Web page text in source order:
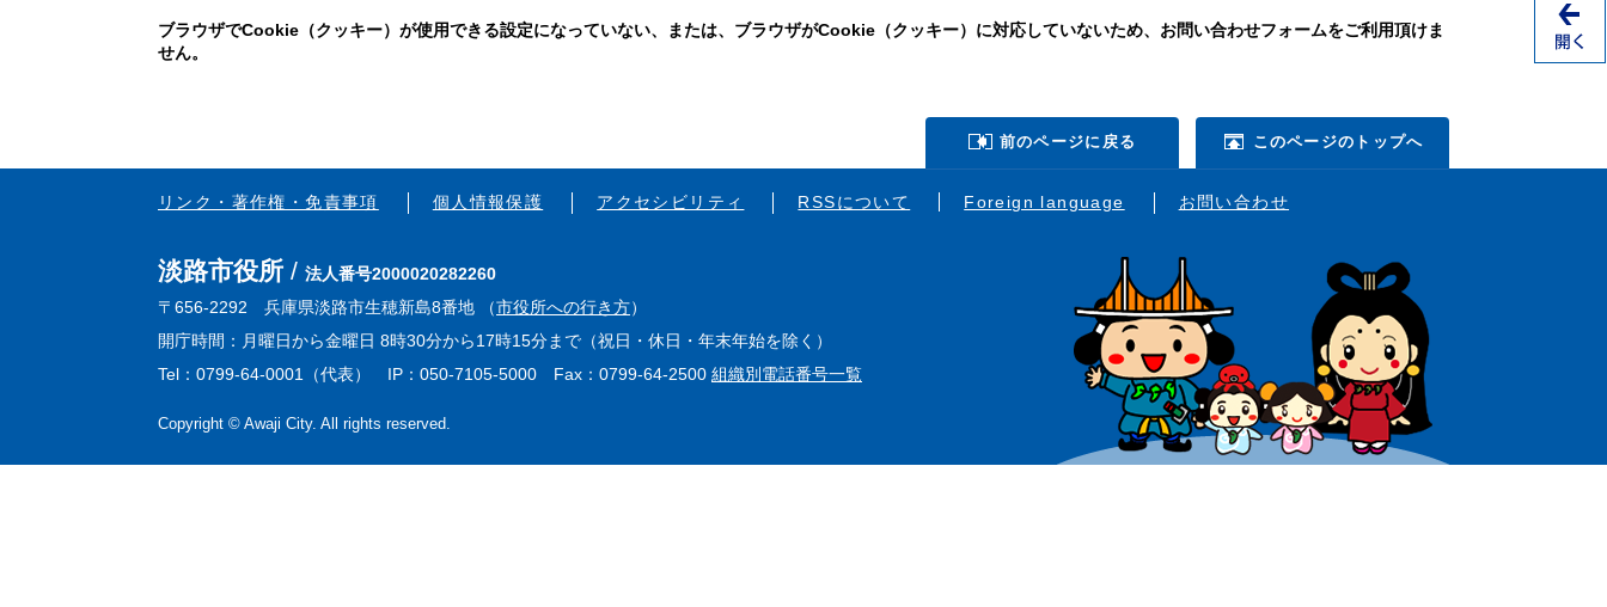
ブラウザでCookie（クッキー）が使用できる設定になっていない、または、ブラウザがCookie（クッキー）に対応していないため、お問い合わせフォームをご利用頂けま
せん。
前のページに戻る このページのトップへ
リンク・著作権・免責事項 個人情報保護 アクセシビリティ RSSについて Foreign language お問い合わせ
淡路市役所
法人番号2000020282260
〒656-2292 兵庫県淡路市生穂新島8番地 （市役所への行き方）
開庁時間：月曜日から金曜日 8時30分から17時15分まで（祝日・休日・年末年始を除く）
Tel：0799-64-0001（代表） IP：050-7105-5000 Fax：0799-64-2500 組織別電話番号一覧
Copyright © Awaji City. All rights reserved.